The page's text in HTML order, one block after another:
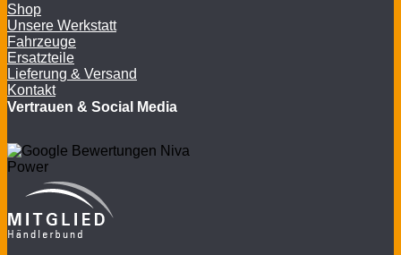
Shop
Unsere Werkstatt
Fahrzeuge
Ersatzteile
Lieferung & Versand
Kontakt
Vertrauen & Social Media